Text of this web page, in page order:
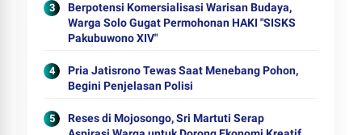
Berpotensi Komersialisasi Warisan Budaya,
Warga Solo Gugat Permohonan HAKI "SISKS
Pakubuwono XIV"
Pria Jatisrono Tewas Saat Menebang Pohon,
Begini Penjelasan Polisi
Reses di Mojosongo, Sri Martuti Serap